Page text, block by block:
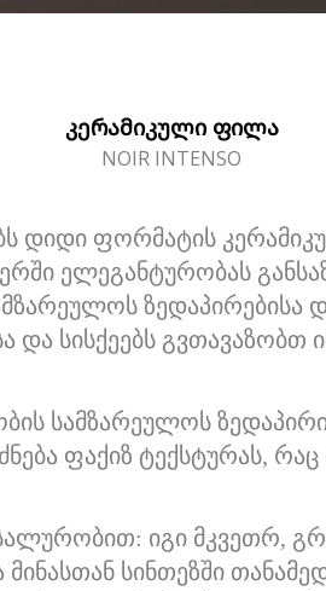
ᲙᲔᲠᲐᲛᲘᲙᲣᲚᲘ ᲤᲘᲚᲐ
NOIR INTENSO
დიდი ფორმატის
ელეგანტურობას
ზედაპირებისა
და სისქეებს
სამზარეულოს
ფაქიზ ტექსტურას,
იგი მკვეთრ,
სინთეზში